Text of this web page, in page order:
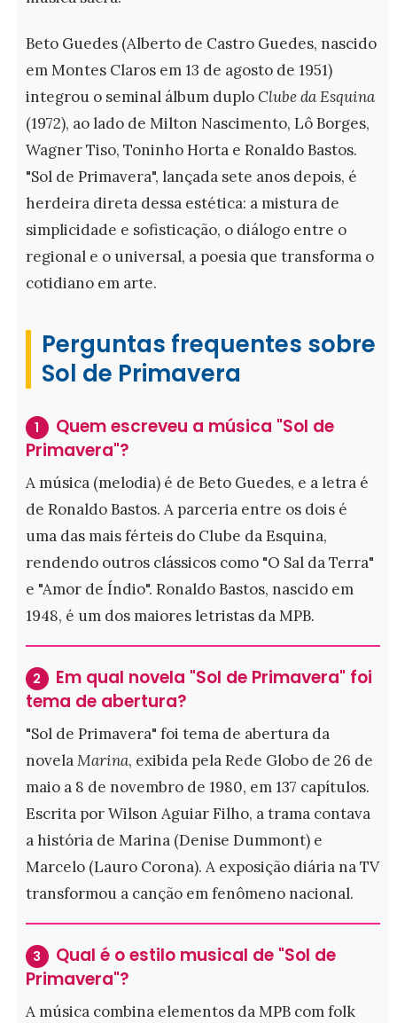
Beto Guedes (Alberto de Castro Guedes, nascido
em Montes Claros em 13 de agosto de 1951)
integrou o seminal álbum duploClube da Esquina
(1972), ao lado de Milton Nascimento, Lô Borges,
Wagner Tiso, Toninho Horta e Ronaldo Bastos.
"Sol de Primavera", lançada sete anos depois, é
herdeira direta dessa estética: a mistura de
simplicidade e sofisticação, o diálogo entre o
regional e o universal, a poesia que transforma o
cotidiano em arte.
Perguntas frequentes sobre
Sol de Primavera
1
Quem escreveu a música "Sol de
Primavera"?
A música (melodia) é de Beto Guedes, e a letra é
de Ronaldo Bastos. A parceria entre os dois é
uma das mais férteis do Clube da Esquina,
rendendo outros clássicos como "O Sal da Terra"
e "Amor de Índio". Ronaldo Bastos, nascido em
1948, é um dos maiores letristas da MPB.
2
Em qual novela "Sol de Primavera" foi
tema de abertura?
"Sol de Primavera" foi tema de abertura da
novelaMarina, exibida pela Rede Globo de 26 de
maio a 8 de novembro de 1980, em 137 capítulos.
Escrita por Wilson Aguiar Filho, a trama contava
a história de Marina (Denise Dummont) e
Marcelo (Lauro Corona). A exposição diária na TV
transformou a canção em fenômeno nacional.
3
Qual é o estilo musical de "Sol de
Primavera"?
A música combina elementos da MPB com folk